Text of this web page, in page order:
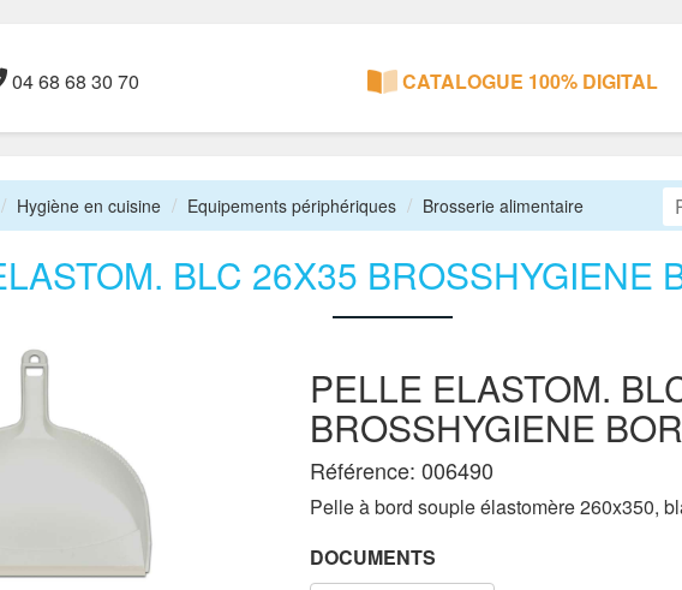
04 68 68 30 70 CATALOGUE 100% DIGITAL
Hygiène en cuisine Equipements périphériques Brosserie alimentaire
BLC 26X35 BROSSHYGIENE
PELLE ELASTOM.
BROSSHYGIENE
Référence: 006490
Pelle à bord souple élastomère 260x350,
DOCUMENTS